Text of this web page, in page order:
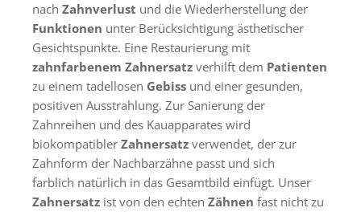
nach Zahnverlust und die Wiederherstellung der
Funktionen unter Berücksichtigung ästhetischer
Gesichtspunkte. Eine Restaurierung mit
zahnfarbenem Zahnersatz verhilft dem Patienten
zu einem tadellosen Gebiss und einer gesunden,
positiven Ausstrahlung. Zur Sanierung der
Zahnreihen und des Kauapparates wird
biokompatibler Zahnersatz verwendet, der zur
Zahnform der Nachbarzähne passt und sich
farblich natürlich in das Gesamtbild einfügt. Unser
Zahnersatz ist von den echten Zähnen fast nicht zu